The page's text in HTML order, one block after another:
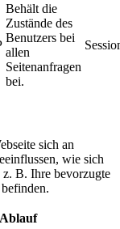
Behält die
Zustände des
Benutzers bei
allen
Seitenanfragen
bei.
sich an
wie sich
z. B. Ihre bevorzugte
Ablauf